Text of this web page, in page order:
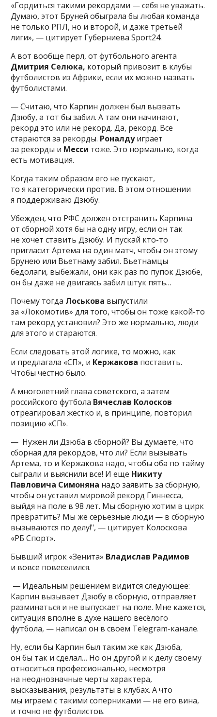
«Гордиться такими рекордами — себя не уважать.
Думаю, этот Бруней обыграла бы любая команда
не только РПЛ, но и второй, и даже третьей
лиги», — цитирует Губерниева Sport24.
А вот вообще перл, от футбольного агента
Дмитрия Селюка, который привозит в клубы
футболистов из Африки, если их можно назвать
футболистами.
— Считаю, что Карпин должен был вызвать
Дзюбу, а тот бы забил. А там они начинают,
рекорд это или не рекорд. Да, рекорд. Все
стараются за рекорды. Роналдуиграет
за рекорды и Месси тоже. Это нормально, когда
есть мотивация.
Когда таким образом его не пускают,
то я категорически против. В этом отношении
я поддерживаю Дзюбу.
Убежден, что РФС должен отстранить Карпина
от сборной хотя бы на одну игру, если он так
не хочет ставить Дзюбу. И пускай кто-то
пригласит Артема на один матч, чтобы он этому
Брунею или Вьетнаму забил. Вьетнамцы
бедолаги, выбежали, они как раз по пупок Дзюбе,
он бы даже не двигаясь забил штук пять…
Почему тогда Лоськова выпустили
за «Локомотив» для того, чтобы он тоже какой-то
там рекорд установил? Это же нормально, люди
для этого и стараются.
Если следовать этой логике, то можно, как
и предлагала «СП», и Кержакова поставить.
Чтобы честно было.
А многолетний глава советского, а затем
российского футбола Вячеслав Колосков
отреагировал жестко и, в принципе, повторил
позицию «СП».
— Нужен ли Дзюба в сборной? Вы думаете, что
сборная для рекордов, что ли? Если вызывать
Артема, то и Кержакова надо, чтобы оба по тайму
сыграли и выяснили все! И еще Никиту
Павловича Симоняна надо заявить за сборную,
чтобы он уставил мировой рекорд Гиннесса,
выйдя на поле в 98 лет. Мы сборную хотим в цирк
превратить? Мы же серьезные люди — в сборную
вызываются по делу!", — цитирует Колоскова
«РБ Спорт».
Бывший игрок «Зенита» Владислав Радимов
и вовсе повеселился.
— Идеальным решением видится следующее:
Карпин вызывает Дзюбу в сборную, отправляет
разминаться и не выпускает на поле. Мне кажется,
ситуация вполне в духе нашего весёлого
футбола, — написал он в своем Telegram-канале.
Ну, если бы Карпин был таким же как Дзюба,
он бы так и сделал… Но он другой и к делу своему
относиться профессионально, несмотря
на неоднозначные черты характера,
высказывания, результаты в клубах. А что
мы играем с такими соперниками — не его вина,
и точно не футболистов.